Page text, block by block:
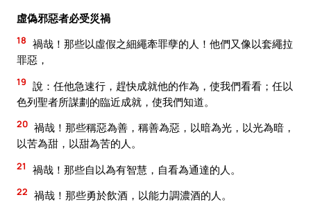
虛偽邪惡者必受災禍
18 禍哉！那些以虛假之細繩牽罪孽的人！他們又像以套繩拉
罪惡，
19 說：任他急速行，趕快成就他的作為，使我們看看；任以
色列聖者所謀劃的臨近成就，使我們知道。
20 禍哉！那些稱惡為善，稱善為惡，以暗為光，以光為暗，
以苦為甜，以甜為苦的人。
21 禍哉！那些自以為有智慧，自看為通達的人。
22 禍哉！那些勇於飲酒，以能力調濃酒的人。